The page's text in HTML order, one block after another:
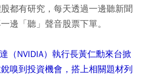
都有研究，每天透過一邊聽新聞
邊「聽」聲音股票下單。
（NVIDIA）執行長黃仁勳來台掀
嗅到投資機會，搭上相關題材列